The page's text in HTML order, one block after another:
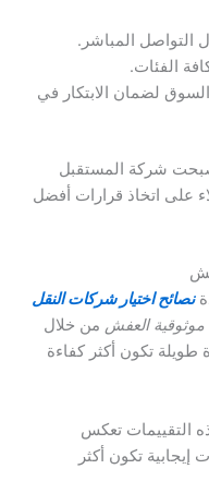
التواصل المباشر.
الفئات.
لضمان الابتكار في
شركة المستقبل
على اتخاذ قرارات أفضل
نصائح اختيار شركات النقل
موثوقية العفش من خلال
تكون أكثر كفاءة
التقييمات تعكس
تكون أكثر